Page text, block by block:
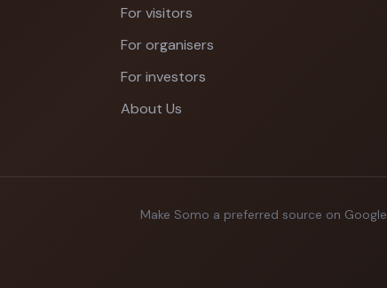
For visitors
For organisers
For investors
About Us
Make Somo a preferred source on Google